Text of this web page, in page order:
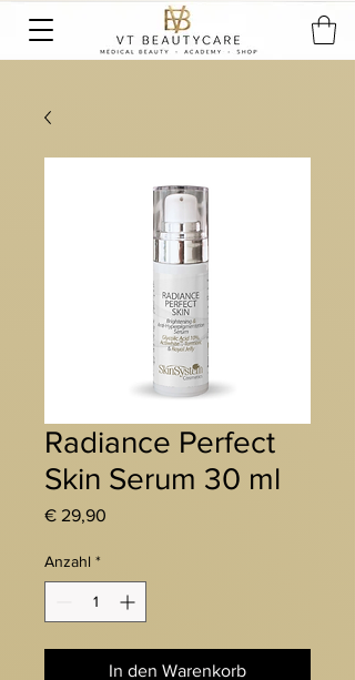
Radiance Perfect
Skin Serum 30 ml
€ 29,90
Anzahl *
In den Warenkorb